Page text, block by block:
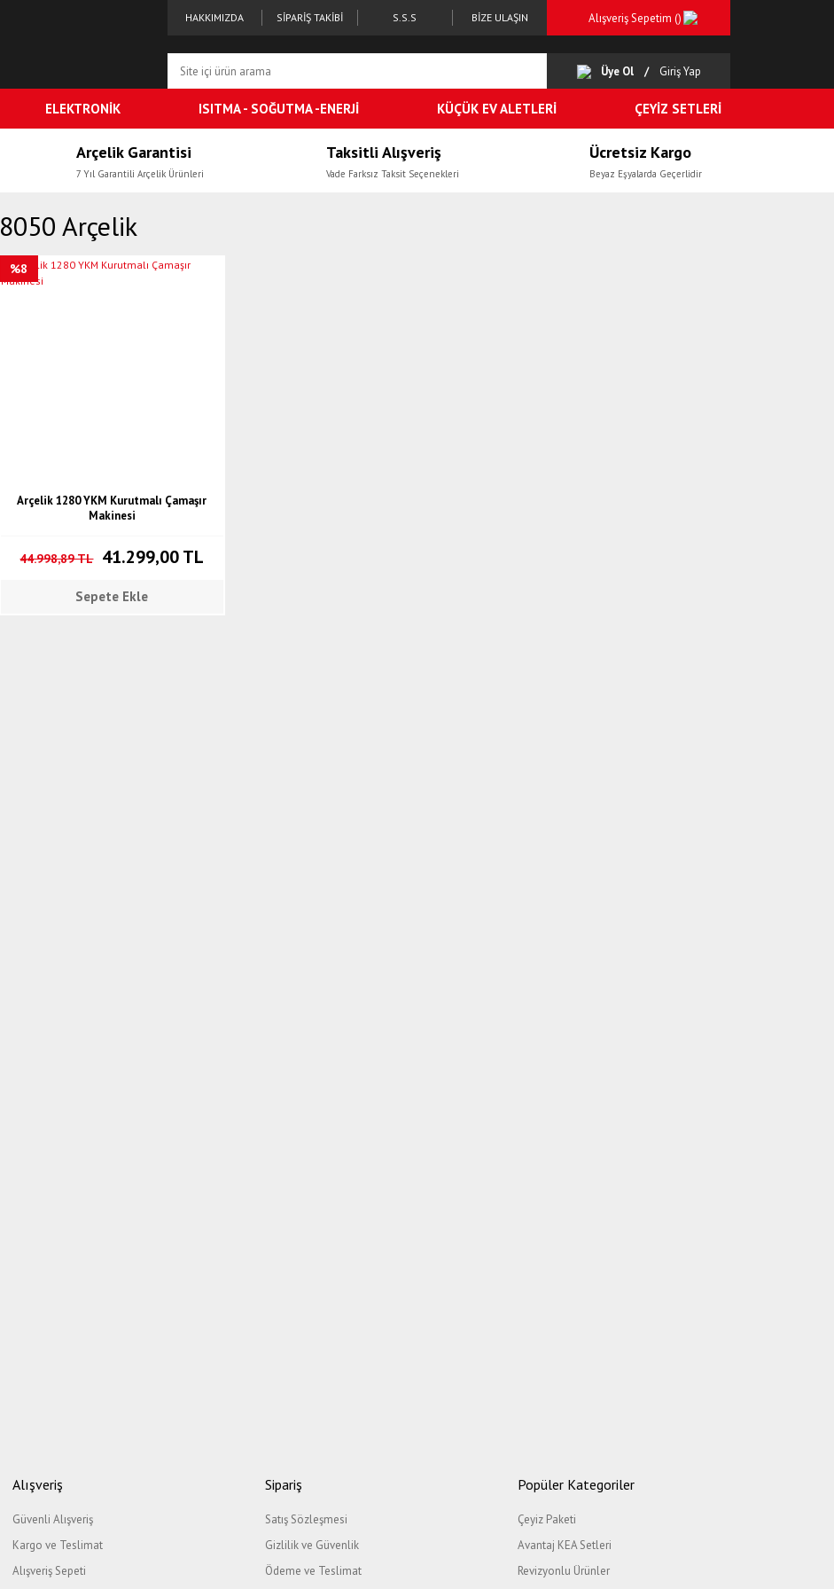
HAKKIMIZDA SİPARİŞ TAKİBİ S.S.S BİZE ULAŞIN Alışveriş Sepetim ()
Üye Ol Giriş Yap
ELEKTRONİK ISITMA - SOĞUTMA -ENERJİ KÜÇÜK EV ALETLERİ ÇEYİZ SETLERİ
Arçelik Garantisi
7 Yıl Garantili Arçelik Ürünleri
Taksitli Alışveriş
Vade Farksız Taksit Seçenekleri
Ücretsiz Kargo
Beyaz Eşyalarda Geçerlidir
8050 Arçelik
%8
Arçelik 1280 YKM Kurutmalı Çamaşır
Makinesi
44.998,89 TL 41.299,00 TL
Sepete Ekle
Alışveriş
Güvenli Alışveriş
Kargo ve Teslimat
Alışveriş Sepeti
Sipariş
Satış Sözleşmesi
Gizlilik ve Güvenlik
Ödeme ve Teslimat
Popüler Kategoriler
Çeyiz Paketi
Avantaj KEA Setleri
Revizyonlu Ürünler